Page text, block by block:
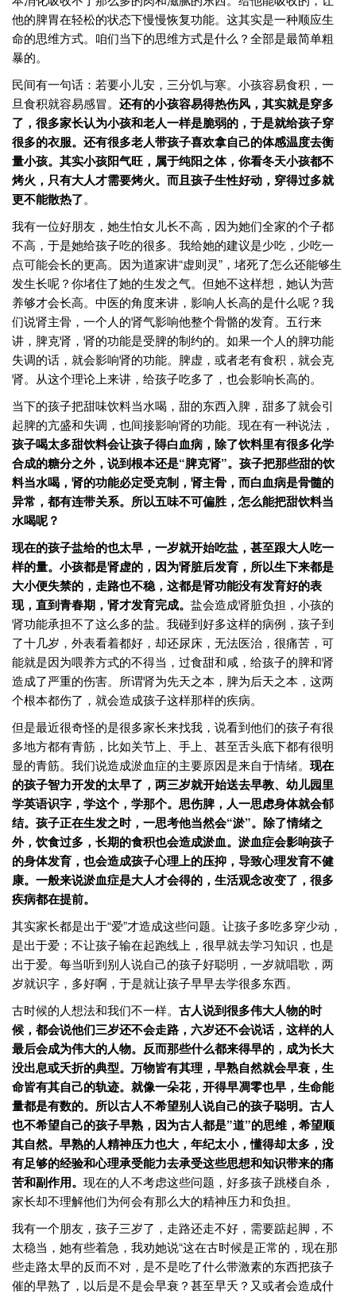
他的脾胃在轻松的状态下慢慢恢复功能。这其实是一种顺应生
命的思维方式。咱们当下的思维方式是什么？全部是最简单粗
暴的。
民间有一句话：若要小儿安，三分饥与寒。小孩容易食积，一
旦食积就容易感冒。 还有的小孩容易得热伤风，其实就是穿多
了，很多家长认为小孩和老人一样是脆弱的，于是就给孩子穿
很多的衣服。还有很多老人带孩子喜欢拿自己的体感温度去衡
量小孩。其实小孩阳气旺，属于纯阳之体，你看冬天小孩都不
烤火，只有大人才需要烤火。而且孩子生性好动，穿得过多就
更不能散热了。
我有一位好朋友，她生怕女儿长不高，因为她们全家的个子都
不高，于是她给孩子吃的很多。我给她的建议是少吃，少吃一
点可能会长的更高。因为道家讲“虚则灵”，堵死了怎么还能够生
发生长呢？你堵住了她的生发之气。但她不这样想，她认为营
养够才会长高。中医的角度来讲，影响人长高的是什么呢？我
们说肾主骨，一个人的肾气影响他整个骨骼的发育。五行来
讲，脾克肾，肾的功能是受脾的制约的。如果一个人的脾功能
失调的话，就会影响肾的功能。脾虚，或者老有食积，就会克
肾。从这个理论上来讲，给孩子吃多了，也会影响长高的。
当下的孩子把甜味饮料当水喝，甜的东西入脾，甜多了就会引
起脾的亢盛和失调，也间接影响肾的功能。现在有一种说法，
孩子喝太多甜饮料会让孩子得白血病，除了饮料里有很多化学
合成的糖分之外，说到根本还是“脾克肾”。孩子把那些甜的饮
料当水喝，肾的功能必定受克制，肾主骨，而白血病是骨髓的
异常，都有连带关系。所以五味不可偏胜，怎么能把甜饮料当
水喝呢？
现在的孩子盐给的也太早，一岁就开始吃盐，甚至跟大人吃一
样的量。小孩都是肾虚的，因为肾脏后发育，所以生下来都是
大小便失禁的，走路也不稳，这都是肾功能没有发育好的表
现，直到青春期，肾才发育完成。 盐会造成肾脏负担，小孩的
肾功能承担不了这么多的盐。我碰到好多这样的病例，孩子到
了十几岁，外表看着都好，却还尿床，无法医治，很痛苦，可
能就是因为喂养方式的不得当，过食甜和咸，给孩子的脾和肾
造成了严重的伤害。所谓肾为先天之本，脾为后天之本，这两
个根本都伤了，就会造成孩子这样那样的疾病。
但是最近很奇怪的是很多家长来找我，说看到他们的孩子有很
多地方都有青筋，比如关节上、手上、甚至舌头底下都有很明
显的青筋。我们说造成淤血症的主要原因是来自于情绪。 现在
的孩子智力开发的太早了，两三岁就开始送去早教、幼儿园里
学英语识字，学这个，学那个。思伤脾，人一思虑身体就会郁
结。孩子正在生发之时，一思考他当然会“淤”。除了情绪之
外，饮食过多，长期的食积也会造成淤血。淤血症会影响孩子
的身体发育，也会造成孩子心理上的压抑，导致心理发育不健
康。一般来说淤血症是大人才会得的，生活观念改变了，很多
疾病都在提前。
其实家长都是出于“爱”才造成这些问题。让孩子多吃多穿少动，
是出于爱；不让孩子输在起跑线上，很早就去学习知识，也是
出于爱。每当听到别人说自己的孩子好聪明，一岁就唱歌，两
岁就识字，多好啊，于是就让孩子早早去学很多东西。
古时候的人想法和我们不一样。 古人说到很多伟大人物的时
候，都会说他们三岁还不会走路，六岁还不会说话，这样的人
最后会成为伟大的人物。反而那些什么都来得早的，成为长大
没出息或夭折的典型。万物皆有其理，早熟自然就会早衰，生
命皆有其自己的轨迹。就像一朵花，开得早凋零也早，生命能
量都是有数的。所以古人不希望别人说自己的孩子聪明。古人
也不希望自己的孩子早熟，因为古人都是”道”的思维，希望顺
其自然。早熟的人精神压力也大，年纪太小，懂得却太多，没
有足够的经验和心理承受能力去承受这些思想和知识带来的痛
苦和副作用。 现在的人不考虑这些问题，好多孩子跳楼自杀，
家长却不理解他们为何会有那么大的精神压力和负担。
我有一个朋友，孩子三岁了，走路还走不好，需要踮起脚，不
太稳当，她有些着急，我劝她说“这在古时候是正常的，现在那
些走路太早的反而不对，是不是吃了什么带激素的东西把孩子
催的早熟了，以后是不是会早衰？甚至早夭？又或者会造成什